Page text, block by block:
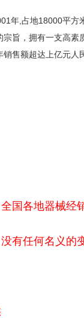
年,占地18000平
旨，拥有一支高
售额超达上亿元人
国各地器械经
有任何名义的